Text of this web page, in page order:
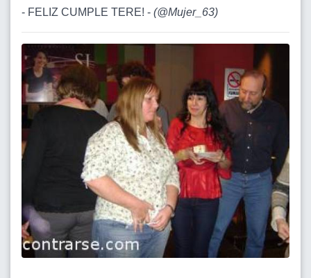
- FELIZ CUMPLE TERE! - (@Mujer_63)